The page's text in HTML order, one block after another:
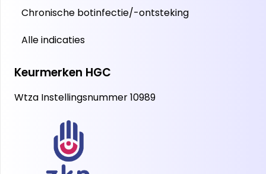
Chronische botinfectie/-ontsteking
Alle indicaties
Keurmerken HGC
Wtza Instellingsnummer 10989